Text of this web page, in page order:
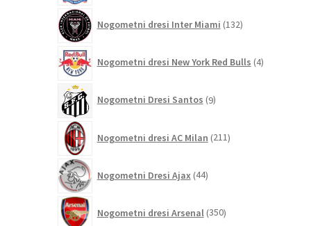
Nogometni dresi Inter Miami 132izdelkov
Nogometni dresi New York Red Bulls 4izdelki
Nogometni Dresi Santos 9izdelkov
Nogometni dresi AC Milan 211izdelkov
Nogometni Dresi Ajax 44izdelkov
Nogometni dresi Arsenal 350izdelkov